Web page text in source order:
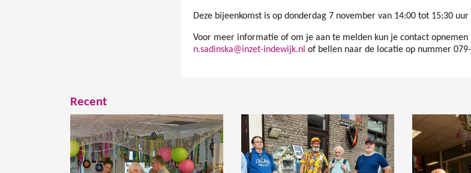
Deze bijeenkomst is op donderdag 7 november van 14:00 tot 15:30
Voor meer informatie of om je aan te melden kun je contact opnemen
n.sadinska@inzet-indewijk.nl of bellen naar de locatie op nummer
Recent